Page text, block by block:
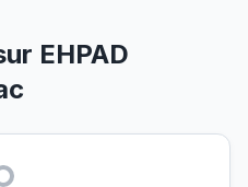
EHPAD